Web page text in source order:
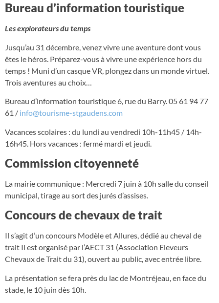
Bureau d’information touristique
Les explorateurs du temps
Jusqu’au 31 décembre, venez vivre une aventure dont vous
êtes le héros. Préparez-vous à vivre une expérience hors du
temps ! Muni d’un casque VR, plongez dans un monde virtuel.
Trois aventures au choix…
Bureau d’information touristique 6, rue du Barry. 05 61 94 77
61 / info@tourisme-stgaudens.com
Vacances scolaires : du lundi au vendredi 10h-11h45 / 14h-
16h45. Hors vacances : fermé mardi et jeudi.
Commission citoyenneté
La mairie communique : Mercredi 7 juin à 10h salle du conseil
municipal, tirage au sort des jurés d’assises.
Concours de chevaux de trait
Il s’agit d’un concours Modèle et Allures, dédié au cheval de
trait Il est organisé par l’AECT 31 (Association Eleveurs
Chevaux de Trait du 31), ouvert au public, avec entrée libre.
La présentation se fera près du lac de Montréjeau, en face du
stade, le 10 juin dès 10h.